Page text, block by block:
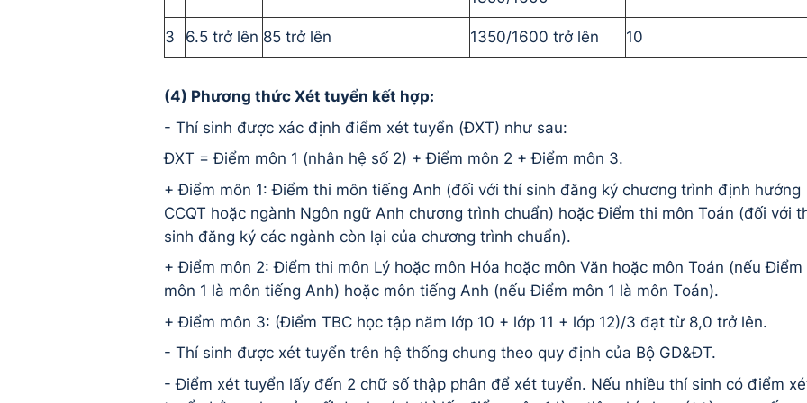
3 6.5 trở lên 85 trở lên 1350/1600 trở lên 10
(4) Phương thức Xét tuyển kết hợp:
- Thí sinh được xác định điểm xét tuyển (ĐXT) như sau:
ĐXT = Điểm môn 1 (nhân hệ số 2) + Điểm môn 2 + Điểm môn 3.
+ Điểm môn 1: Điểm thi môn tiếng Anh (đối với thí sinh đăng ký chương trình định hướng
CCQT hoặc ngành Ngôn ngữ Anh chương trình chuẩn) hoặc Điểm thi môn Toán (đối với
sinh đăng ký các ngành còn lại của chương trình chuẩn).
+ Điểm môn 2: Điểm thi môn Lý hoặc môn Hóa hoặc môn Văn hoặc môn Toán (nếu Điểm
môn 1 là môn tiếng Anh) hoặc môn tiếng Anh (nếu Điểm môn 1 là môn Toán).
+ Điểm môn 3: (Điểm TBC học tập năm lớp 10 + lớp 11 + lớp 12)/3 đạt từ 8,0 trở lên.
- Thí sinh được xét tuyển trên hệ thống chung theo quy định của Bộ GD&ĐT.
- Điểm xét tuyển lấy đến 2 chữ số thập phân để xét tuyển. Nếu nhiều thí sinh có điểm